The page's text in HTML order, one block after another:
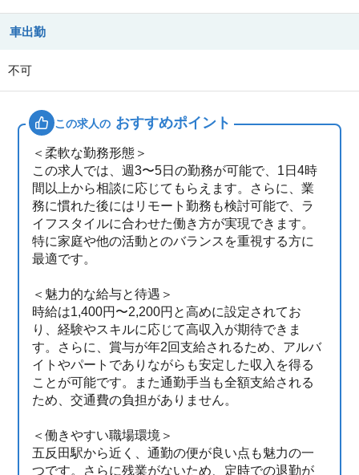
車出勤
不可
この求人の おすすめポイント
＜柔軟な勤務形態＞
この求人では、週3〜5日の勤務が可能で、1日4時
間以上から相談に応じてもらえます。さらに、業
務に慣れた後にはリモート勤務も検討可能で、ラ
イフスタイルに合わせた働き方が実現できます。
特に家庭や他の活動とのバランスを重視する方に
最適です。
＜魅力的な給与と待遇＞
時給は1,400円〜2,200円と高めに設定されてお
り、経験やスキルに応じて高収入が期待できま
す。さらに、賞与が年2回支給されるため、アルバ
イトやパートでありながらも安定した収入を得る
ことが可能です。また通勤手当も全額支給される
ため、交通費の負担がありません。
＜働きやすい職場環境＞
五反田駅から近く、通勤の便が良い点も魅力の一
つです。さらに残業がないため、定時での退勤が